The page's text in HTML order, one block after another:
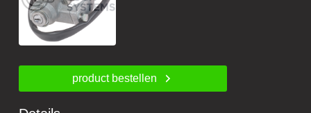
product bestellen